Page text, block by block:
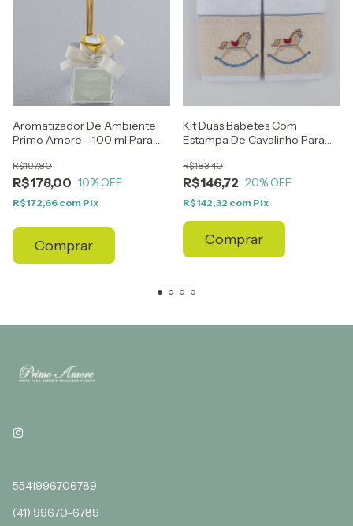
Aromatizador De Ambiente
Primo Amore - 100 ml Para
R$178,00
R$197,80
10% OFF
R$172,66 com Pix
Comprar
Kit Duas Babetes Com
Estampa De Cavalinho Para
R$146,72
R$183,40
20% OFF
R$142,32 com Pix
Comprar
5541996706789
(41) 99670-6789